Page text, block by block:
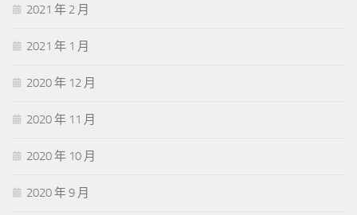
2021 年 2 月
2021 年 1 月
2020 年 12 月
2020 年 11 月
2020 年 10 月
2020 年 9 月